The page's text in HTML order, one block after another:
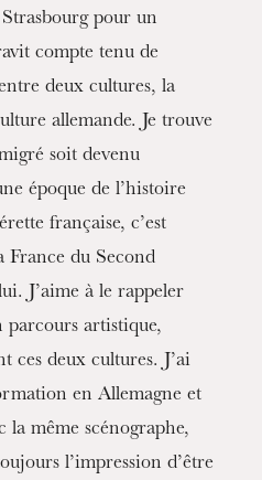
pour un
compte tenu de
deux cultures, la
allemande. Je trouve
soit devenu
époque de l’histoire
française, c’est
France du Second
J’aime à le rappeler
parcours artistique,
ces deux cultures. J’ai
en Allemagne et
la même scénographe,
l’impression d’être